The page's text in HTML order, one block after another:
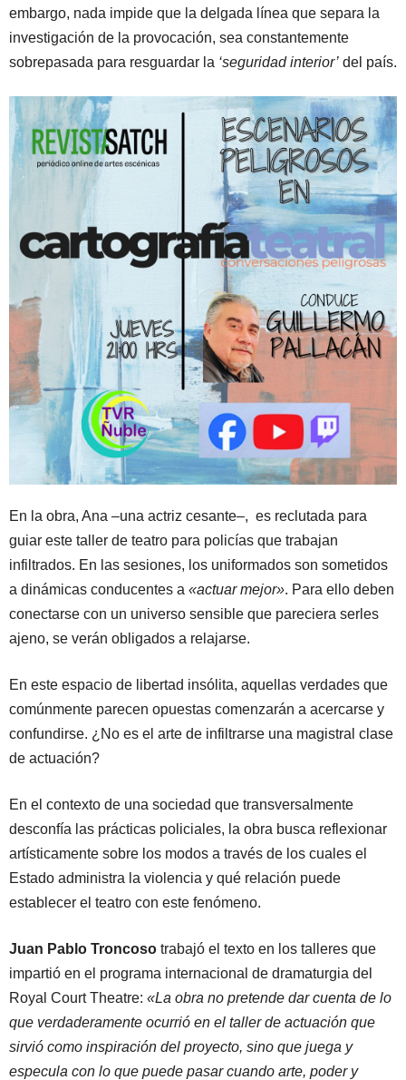
embargo, nada impide que la delgada línea que separa la
investigación de la provocación, sea constantemente
sobrepasada para resguardar la ‘seguridad interior’ del país.
En la obra, Ana –una actriz cesante–, es reclutada para
guiar este taller de teatro para policías que trabajan
infiltrados. En las sesiones, los uniformados son sometidos
a dinámicas conducentes a «actuar mejor». Para ello deben
conectarse con un universo sensible que pareciera serles
ajeno, se verán obligados a relajarse.
En este espacio de libertad insólita, aquellas verdades que
comúnmente parecen opuestas comenzarán a acercarse y
confundirse. ¿No es el arte de infiltrarse una magistral clase
de actuación?
En el contexto de una sociedad que transversalmente
desconfía las prácticas policiales, la obra busca reflexionar
artísticamente sobre los modos a través de los cuales el
Estado administra la violencia y qué relación puede
establecer el teatro con este fenómeno.
Juan Pablo Troncoso trabajó el texto en los talleres que
impartió en el programa internacional de dramaturgia del
Royal Court Theatre: «La obra no pretende dar cuenta de lo
que verdaderamente ocurrió en el taller de actuación que
sirvió como inspiración del proyecto, sino que juega y
especula con lo que puede pasar cuando arte, poder y